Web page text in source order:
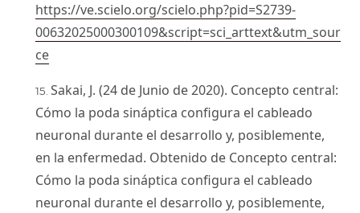
https://ve.scielo.org/scielo.php?pid=S2739-
00632025000300109&script=sci_arttext&utm_sour
ce
Sakai, J. (24 de Junio de 2020). Concepto central:
Cómo la poda sináptica configura el cableado
neuronal durante el desarrollo y, posiblemente,
en la enfermedad. Obtenido de Concepto central:
Cómo la poda sináptica configura el cableado
neuronal durante el desarrollo y, posiblemente,